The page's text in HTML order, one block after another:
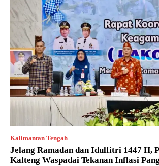
Kalimantan Tengah
Jelang Ramadan dan Idulfitri 1447 H,
Kalteng Waspadai Tekanan Inflasi